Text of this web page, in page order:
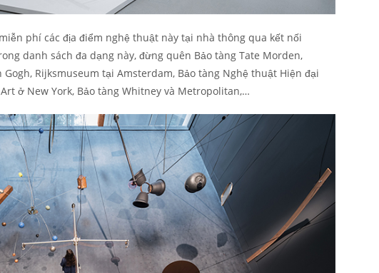
phí các địa điểm nghệ thuật này tại nhà thông qua kết nối
danh sách đa dạng này, đừng quên Bảo tàng Tate Morden,
Gogh, Rijksmuseum tại Amsterdam, Bảo tàng Nghệ thuật Hiện đại
ở New York, Bảo tàng Whitney và Metropolitan,…